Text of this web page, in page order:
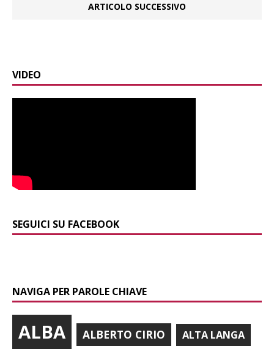
ARTICOLO SUCCESSIVO
VIDEO
SEGUICI SU FACEBOOK
NAVIGA PER PAROLE CHIAVE
ALBA ALBERTO CIRIO ALTA LANGA